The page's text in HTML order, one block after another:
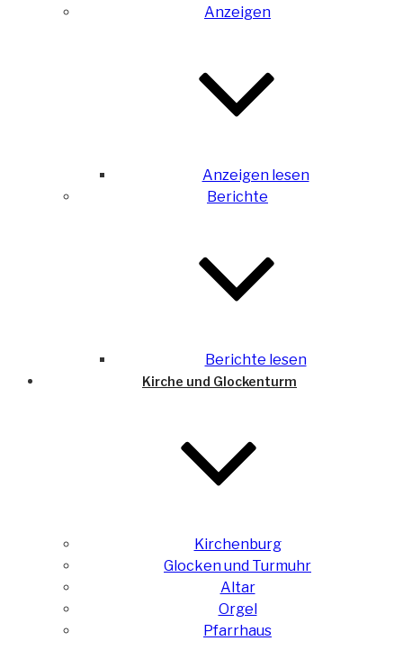
Anzeigen
Anzeigen lesen
Berichte
Berichte lesen
Kirche und Glockenturm
Kirchenburg
Glocken und Turmuhr
Altar
Orgel
Pfarrhaus